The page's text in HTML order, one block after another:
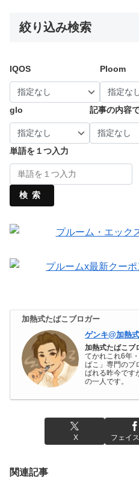
絞り込み検索
IQOS Ploom
glo 記事の内容
単語を１つ入力
検索
加熱式たばこブロガー
ゲンキ@加熱
加熱式たばこブ
てかれこれ6年
ばこ」専門のブ
ばれる昨今です
の一人です。
X フェイ
関連記事